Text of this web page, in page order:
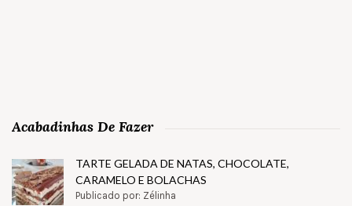
Acabadinhas De Fazer
TARTE GELADA DE NATAS, CHOCOLATE,
CARAMELO E BOLACHAS
Publicado por: Zélinha